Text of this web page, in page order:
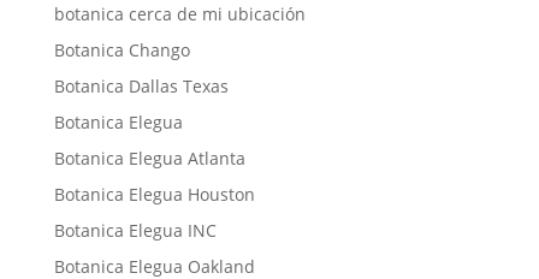
botanica cerca de mi ubicación
Botanica Chango
Botanica Dallas Texas
Botanica Elegua
Botanica Elegua Atlanta
Botanica Elegua Houston
Botanica Elegua INC
Botanica Elegua Oakland